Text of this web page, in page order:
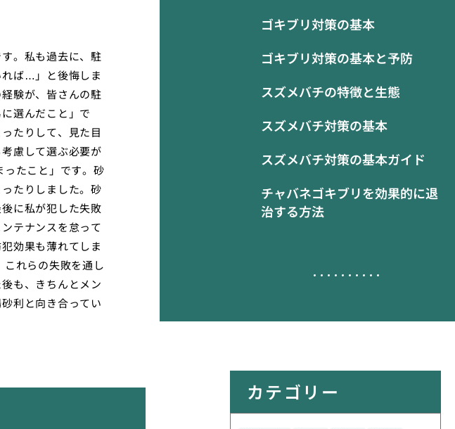
ゴキブリ対策の基本
ゴキブリ対策の基本と予防
スズメバチの特徴と生態
スズメバチ対策の基本
スズメバチ対策の基本ガイド
チャバネゴキブリを効果的に退
治する方法
。私も過去に、駐
ば…」と後悔しま
験が、皆さんの駐
選んだこと」で
たりして、見た目
慮して選ぶ必要が
たこと」です。砂
たりしました。砂
に私が犯した失敗
テナンスを怠って
効果も薄れてしま
れらの失敗を通し
も、きちんとメン
利と向き合ってい
カテゴリー